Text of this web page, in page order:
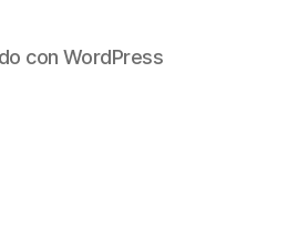
con WordPress